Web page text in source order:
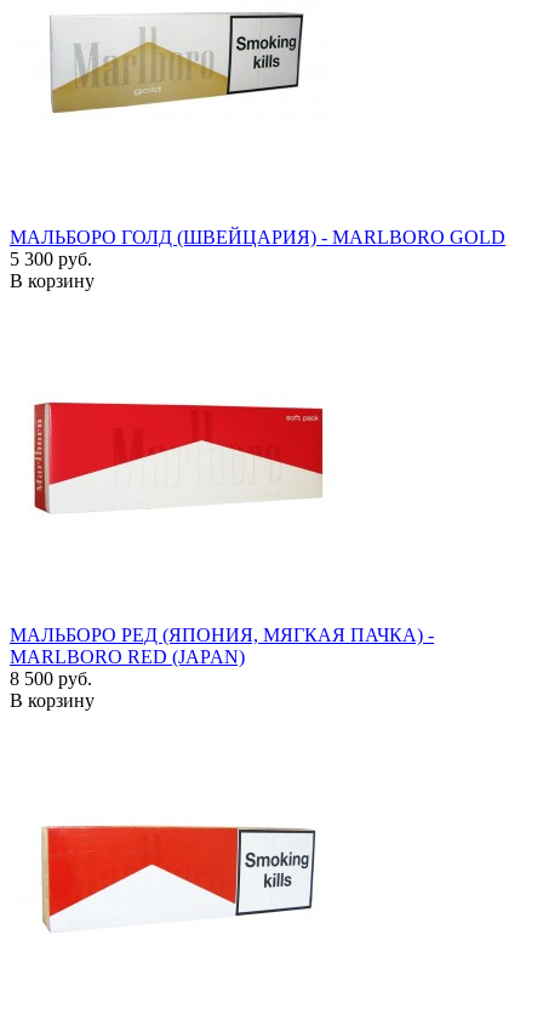
МАЛЬБОРО ГОЛД (ШВЕЙЦАРИЯ) - MARLBORO GOLD
5 300 руб.
В корзину
МАЛЬБОРО РЕД (ЯПОНИЯ, МЯГКАЯ ПАЧКА) -
MARLBORO RED (JAPAN)
8 500 руб.
В корзину